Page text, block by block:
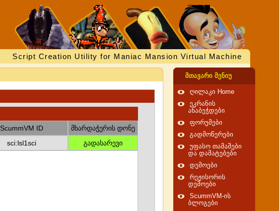
Script Creation Utility for Maniac Mansion Virtual Machine
ScummVM ID
მხარდაჭერის დონე
sci:lsl1sci გადასარევი
მთავარი მენიუ
ღილაკი Home
ეკრანის
ანაბეჭდები
ფორუმები
გადმოწერები
უფასო თამაშები
და დამატებები
დემოები
რეჟისორის
დემოები
ScummVM-ის
ბლოგები